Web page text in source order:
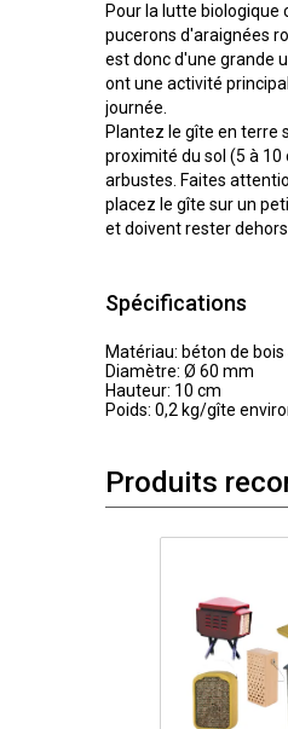
Pour la lutte biologique
pucerons d'araignées
est donc d'une grande
ont une activité
journée.
Plantez le gîte en terre
proximité du sol (5 à 10
arbustes. Faites
placez le gîte sur un
et doivent rester
Spécifications
Matériau: béton de bois
Diamètre: Ø 60 mm
Hauteur: 10 cm
Poids: 0,2 kg/gîte
Produits